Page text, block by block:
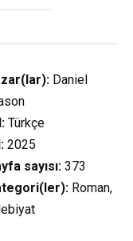
Daniel
Türkçe
2025
sayısı: 373
Roman,